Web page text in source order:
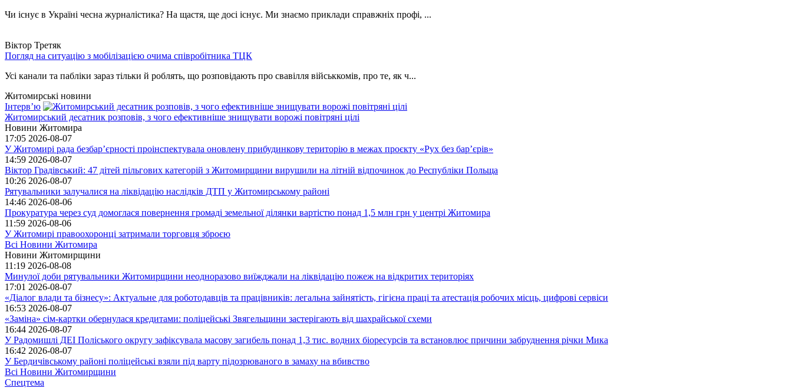
Чи існує в Україні чесна журналістика? На щастя, ще досі існує. Ми знаємо приклади справжніх профі, ...
Віктор Третяк
Погляд на ситуацію з мобілізацією очима співробітника ТЦК
Усі канали та пабліки зараз тільки й роблять, що розповідають про свавілля військкомів, про те, як ч...
Житомирські новини
Інтерв’ю
Житомирський десатник розповів, з чого ефективніше знищувати ворожі повітряні цілі
Новини Житомира
17:05 2026-08-07
У Житомирі рада безбар’єрності проінспектувала оновлену прибудинкову територію в межах проєкту «Рух без бар’єрів»
14:59 2026-08-07
Віктор Градівський: 47 дітей пільгових категорій з Житомирщини вирушили на літній відпочинок до Республіки Польща
10:26 2026-08-07
Рятувальники залучалися на ліквідацію наслідків ДТП у Житомирському районі
14:46 2026-08-06
Прокуратура через суд домоглася повернення громаді земельної ділянки вартістю понад 1,5 млн грн у центрі Житомира
11:59 2026-08-06
У Житомирі правоохоронці затримали торговця зброєю
Всі Новини Житомира
Новини Житомирщини
11:19 2026-08-08
Минулої доби рятувальники Житомирщини неодноразово виїжджали на ліквідацію пожеж на відкритих територіях
17:01 2026-08-07
«Діалог влади та бізнесу»: Актуальне для роботодавців та працівників: легальна зайнятість, гігієна праці та атестація робочих місць, цифрові сервіси
16:53 2026-08-07
«Заміна» сім-картки обернулася кредитами: поліцейські Звягельщини застерігають від шахрайської схеми
16:44 2026-08-07
У Радомишлі ДЕІ Поліського округу зафіксувала масову загибель понад 1,3 тис. водних біоресурсів та встановлює причини забруднення річки Мика
16:42 2026-08-07
У Бердичівському районі поліцейські взяли під варту підозрюваного в замаху на вбивство
Всі Новини Житомирщини
Спецтема